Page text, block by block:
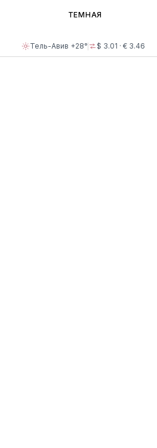
Тель-Авив +28° $ 3.01 · € 3.46
ТЕМНАЯ